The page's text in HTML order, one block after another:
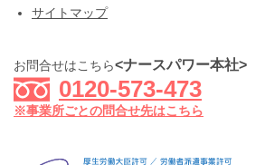
サイトマップ
お問合せはこちら<ナースパワー本社>
0120-573-473
※事業所ごとの問合せ先はこちら